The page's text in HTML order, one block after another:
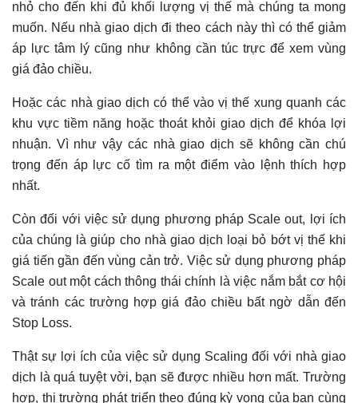
nhỏ cho đến khi đủ khối lượng vị thế mà chúng ta mong
muốn. Nếu nhà giao dịch đi theo cách này thì có thể giảm
áp lực tâm lý cũng như không cần túc trực để xem vùng
giá đảo chiều.
Hoặc các nhà giao dịch có thể vào vị thế xung quanh các
khu vực tiềm năng hoặc thoát khỏi giao dịch để khóa lợi
nhuận. Vì như vậy các nhà giao dịch sẽ không cần chú
trọng đến áp lực cố tìm ra một điểm vào lệnh thích hợp
nhất.
Còn đối với việc sử dụng phương pháp Scale out, lợi ích
của chúng là giúp cho nhà giao dịch loại bỏ bớt vị thế khi
giá tiến gần đến vùng cản trở. Việc sử dụng phương pháp
Scale out một cách thông thái chính là việc nắm bắt cơ hội
và tránh các trường hợp giá đảo chiều bất ngờ dẫn đến
Stop Loss.
Thật sự lợi ích của việc sử dụng Scaling đối với nhà giao
dịch là quá tuyệt vời, bạn sẽ được nhiều hơn mất. Trường
hợp, thị trường phát triển theo đúng kỳ vọng của bạn cùng